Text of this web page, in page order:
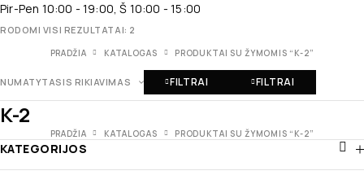
Pir-Pen 10:00 - 19:00, Š 10:00 - 15:00
RODOMI VISI REZULTATAI: 2
PRADŽIA KATALOGAS PRODUKTAI SU ŽYMOMIS “K-2”
NUMATYTASIS RIKIAVIMAS FILTRAI FILTRAI
K-2
PRADŽIA KATALOGAS PRODUKTAI SU ŽYMOMIS “K-2”
KATEGORIJOS